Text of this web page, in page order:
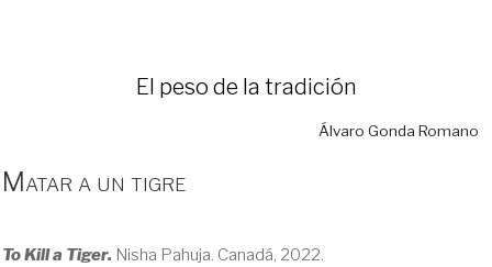
El peso de la tradición
Álvaro Gonda Romano
Matar a un tigre
To Kill a Tiger. Nisha Pahuja. Canadá, 2022.